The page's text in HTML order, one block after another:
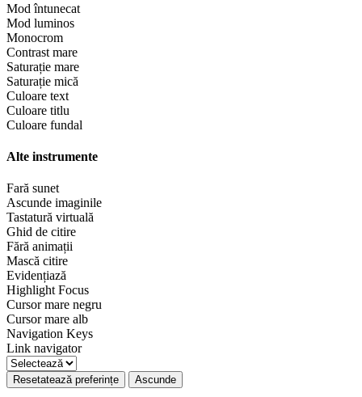
Mod întunecat
Mod luminos
Monocrom
Contrast mare
Saturație mare
Saturație mică
Culoare text
Culoare titlu
Culoare fundal
Alte instrumente
Fară sunet
Ascunde imaginile
Tastatură virtuală
Ghid de citire
Fără animații
Mască citire
Evidențiază
Highlight Focus
Cursor mare negru
Cursor mare alb
Navigation Keys
Link navigator
Resetatează preferințe Ascunde